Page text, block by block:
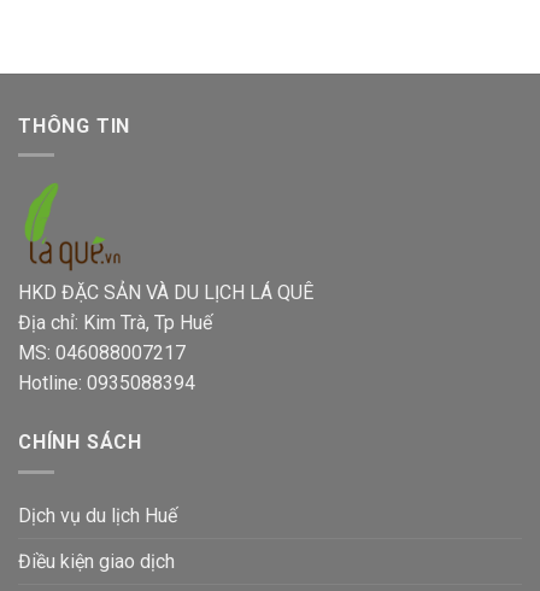
THÔNG TIN
HKD ĐẶC SẢN VÀ DU LỊCH LÁ QUÊ
Địa chỉ: Kim Trà, Tp Huế
MS: 046088007217
Hotline: 0935088394
CHÍNH SÁCH
Dịch vụ du lịch Huế
Điều kiện giao dịch